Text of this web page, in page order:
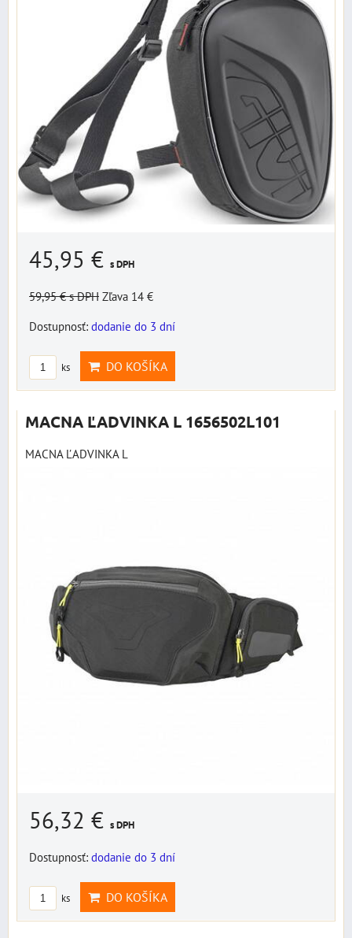
45,95 € s DPH
59,95 €s DPH Zľava 14 €
Dostupnosť: dodanie do 3 dní
ks DO KOŠÍKA
MACNA ĽADVINKA L 1656502L101
MACNA ĽADVINKA L
56,32 € s DPH
Dostupnosť: dodanie do 3 dní
ks DO KOŠÍKA